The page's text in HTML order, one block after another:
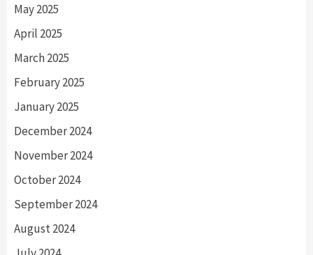
May 2025
April 2025
March 2025
February 2025
January 2025
December 2024
November 2024
October 2024
September 2024
August 2024